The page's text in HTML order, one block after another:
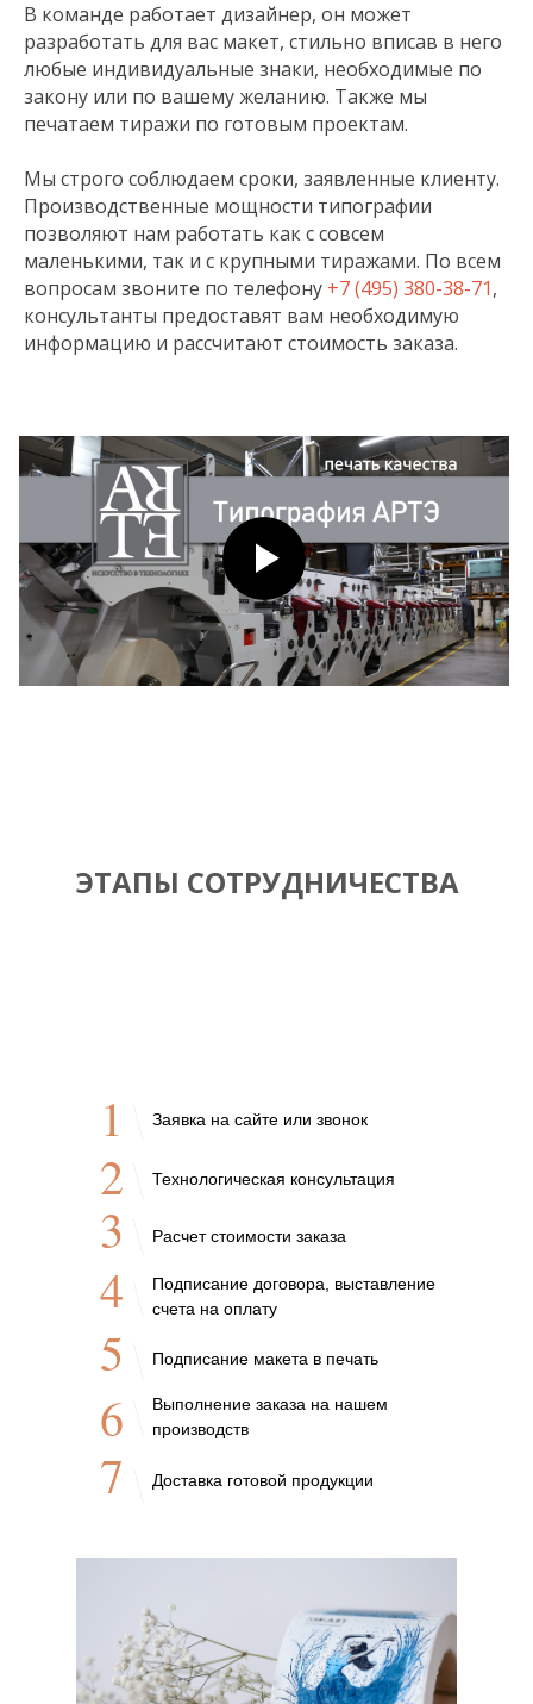
В команде работает дизайнер, он может
разработать для вас макет, стильно вписав в него
любые индивидуальные знаки, необходимые по
закону или по вашему желанию. Также мы
печатаем тиражи по готовым проектам.
Мы строго соблюдаем сроки, заявленные клиенту.
Производственные мощности типографии
позволяют нам работать как с совсем
маленькими, так и с крупными тиражами. По всем
вопросам звоните по телефону +7 (495) 380-38-71,
консультанты предоставят вам необходимую
информацию и рассчитают стоимость заказа.
ЭТАПЫ СОТРУДНИЧЕСТВА
Заявка на сайте или звонок
Технологическая консультация
Расчет стоимости заказа
Подписание договора, выставление
счета на оплату
Подписание макета в печать
Выполнение заказа на нашем
производств
Доставка готовой продукции
1
2
3
4
5
6
7